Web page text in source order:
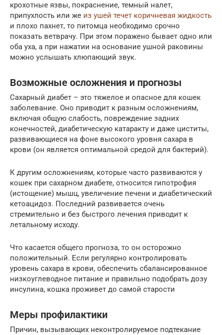
крохотные язвы, покраснение, темный налет,
припухлость или же из ушей течет коричневая жидкость
и плохо пахнет, то питомца необходимо срочно
показать ветврачу. При этом поражено бывает одно или
оба уха, а при нажатии на основание ушной раковины
можно услышать хлюпающий звук.
Возможные осложнения и прогнозы
Сахарный диабет – это тяжелое и опасное для кошек
заболевание. Оно приводит к разным осложнениям,
включая общую слабость, повреждение задних
конечностей, диабетическую катаракту и даже циститы,
развивающиеся на фоне высокого уровня сахара в
крови (он является оптимальной средой для бактерий).
К другим осложнениям, которые часто развиваются у
кошек при сахарном диабете, относится гипотрофия
(истощение) мышц, увеличение печени и диабетический
кетоацидоз. Последний развивается очень
стремительно и без быстрого лечения приводит к
летальному исходу.
Что касается общего прогноза, то он осторожно
положительный. Если регулярно контролировать
уровень сахара в крови, обеспечить сбалансированное
низкоуглеводное питание и правильно подобрать дозу
инсулина, кошка проживет до самой старости
Меры профилактики
Причин, вызывающих неконтролируемое подтекание